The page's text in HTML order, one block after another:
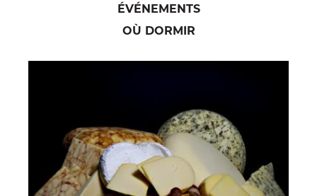
ÉVÉNEMENTS
OÙ DORMIR